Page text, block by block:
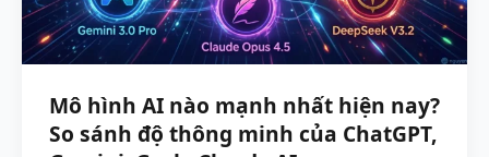
Mô hình AI nào mạnh nhất hiện nay?
So sánh độ thông minh của ChatGPT,